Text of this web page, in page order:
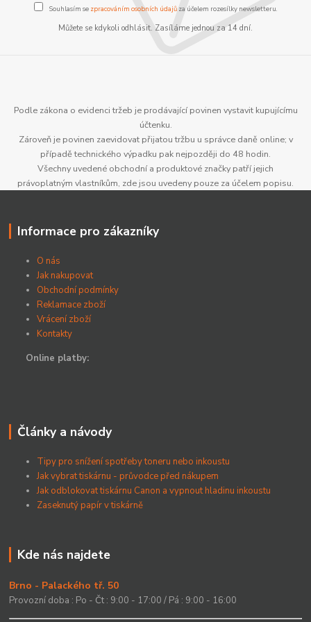
Souhlasím se zpracováním osobních údajůza účelem rozesílky newsletteru.
Můžete se kdykoli odhlásit. Zasíláme jednou za 14 dní.
Podle zákona o evidenci tržeb je prodávající povinen vystavit kupujícímu
účtenku.
Zároveň je povinen zaevidovat přijatou tržbu u správce daně online; v
případě technického výpadku pak nejpozději do 48 hodin.
Všechny uvedené obchodní a produktové značky patří jejich
právoplatným vlastníkům, zde jsou uvedeny pouze za účelem popisu.
Informace pro zákazníky
O nás
Jak nakupovat
Obchodní podmínky
Reklamace zboží
Vrácení zboží
Kontakty
Online platby:
Články a návody
Tipy pro snížení spotřeby toneru nebo inkoustu
Jak vybrat tiskárnu - průvodce před nákupem
Jak odblokovat tiskárnu Canon a vypnout hladinu inkoustu
Zaseknutý papír v tiskárně
Kde nás najdete
Brno - Palackého tř. 50
Provozní doba : Po - Čt : 9:00 - 17:00 / Pá : 9:00 - 16:00